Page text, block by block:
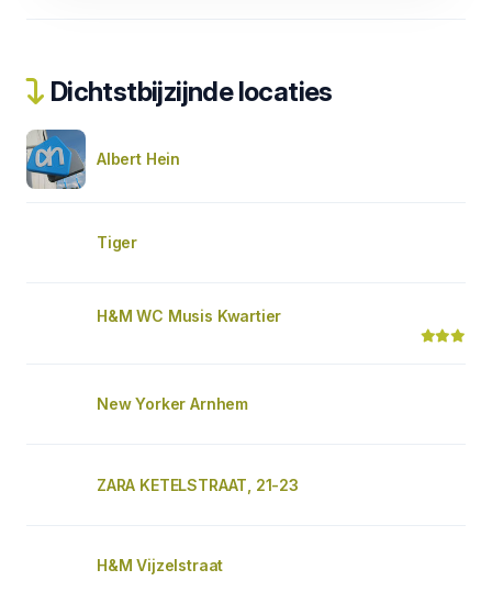
Dichtstbijzijnde locaties
Albert Hein
Tiger
H&M WC Musis Kwartier
New Yorker Arnhem
ZARA KETELSTRAAT, 21-23
H&M Vijzelstraat